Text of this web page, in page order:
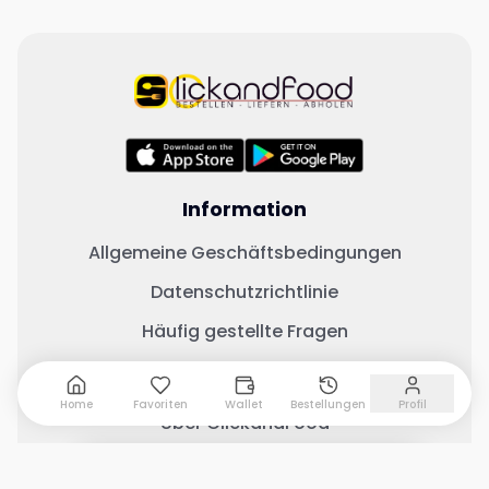
Information
Allgemeine Geschäftsbedingungen
Datenschutzrichtlinie
Häufig gestellte Fragen
Wichtige Links
Über ClickandFood
Home Favoriten Wallet Bestellungen Profil